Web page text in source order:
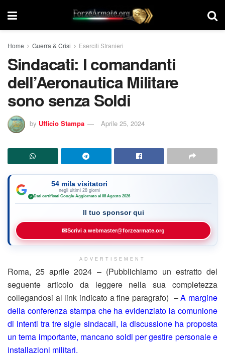
Home Guerra & Crisi Eserciti Stranieri
Sindacati: I comandanti
dell’Aeronautica Militare
sono senza Soldi
by Ufficio Stampa Aprile 25, 2024
54 mila visitatori
negli ultimi 28 giorni
✓ Dati certificati Google·Aggiornato al 08 Agosto 2026
Il tuo sponsor qui
✉Scrivi a webmaster@forzearmate.org
ADVERTISEMENT
Roma, 25 aprile 2024 – (Pubblichiamo un estratto del
seguente articolo da leggere nella sua completezza
collegandosi al link indicato a fine paragrafo) –A margine
della conferenza stampa che ha evidenziato la comunione
di intenti tra tre sigle sindacali, la discussione ha proposta
un tema importante, mancano soldi per gestire personale e
installazioni militari.